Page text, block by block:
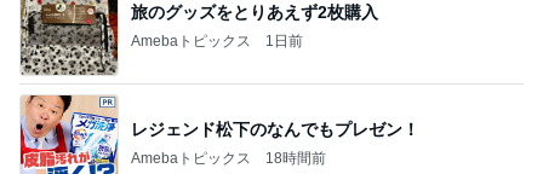
旅のグッズをとりあえず2枚購入
Amebaトピックス 1日前
レジェンド松下のなんでもプレゼン！
Amebaトピックス 18時間前